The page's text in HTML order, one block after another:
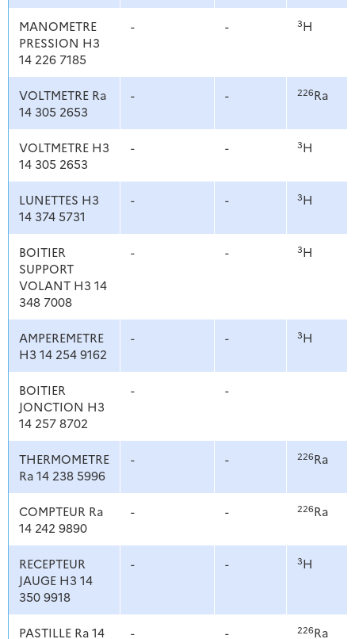
MANOMETRE
PRESSION H3
14 226 7185
- - 3H
VOLTMETRE Ra
14 305 2653
- - 226Ra
VOLTMETRE H3
14 305 2653
- - 3H
LUNETTES H3
14 374 5731
- - 3H
BOITIER
SUPPORT
VOLANT H3 14
348 7008
- - 3H
AMPEREMETRE
H3 14 254 9162
- - 3H
BOITIER
JONCTION H3
14 257 8702
- -
THERMOMETRE
Ra 14 238 5996
- - 226Ra
COMPTEUR Ra
14 242 9890
- - 226Ra
RECEPTEUR
JAUGE H3 14
350 9918
- - 3H
PASTILLE Ra 14 - - 226Ra